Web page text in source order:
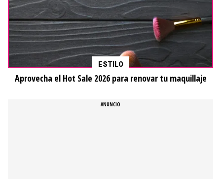
ESTILO
Aprovecha el Hot Sale 2026 para renovar tu maquillaje